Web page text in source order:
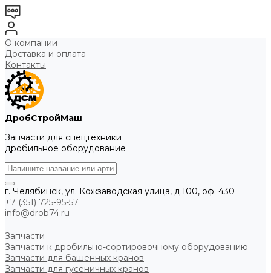
О компании
Доставка и оплата
Контакты
ДробСтройМаш
Запчасти для спецтехники
дробильное оборудование
г. Челябинск, ул. Кожзаводская улица, д.100, оф. 430
+7 (351) 725-95-57
info@drob74.ru
Запчасти
Запчасти к дробильно-сортировочному оборудованию
Запчасти для башенных кранов
Запчасти для гусеничных кранов